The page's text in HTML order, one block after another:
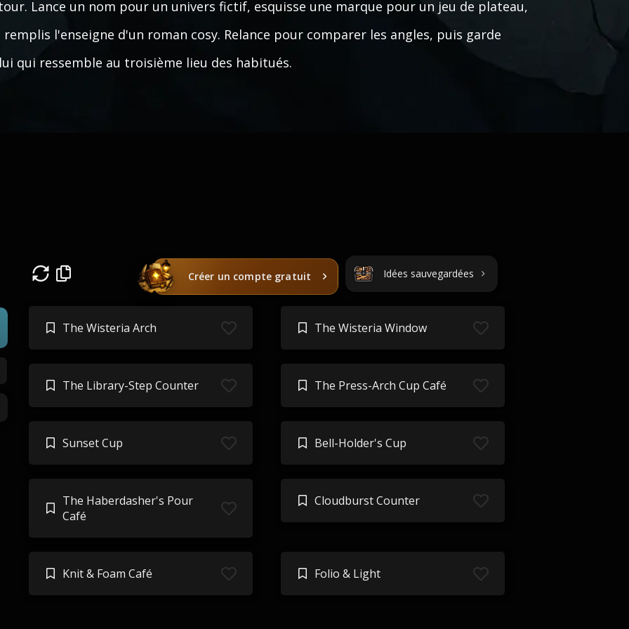
Lance un nom pour un univers fictif, esquisse une marque pour un jeu de plateau,
remplis l'enseigne d'un roman cosy. Relance pour comparer les angles, puis garde
qui ressemble au troisième lieu des habitués.
Créer un compte gratuit Idées sauvegardées
The Wisteria Arch The Wisteria Window
The Library-Step Counter The Press-Arch Cup Café
Sunset Cup Bell-Holder's Cup
The Haberdasher's Pour
Café
Cloudburst Counter
Knit & Foam Café Folio & Light